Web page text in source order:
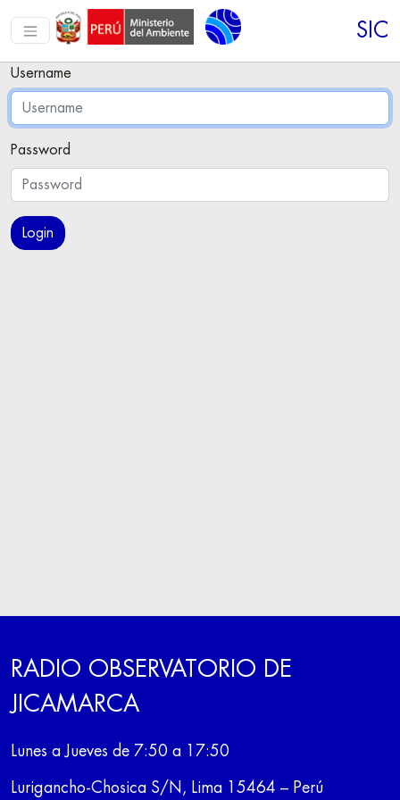
SIC
Username
Password
Login
RADIO OBSERVATORIO DE
JICAMARCA
Lunes a Jueves de 7:50 a 17:50
Lurigancho-Chosica S/N, Lima 15464 – Perú